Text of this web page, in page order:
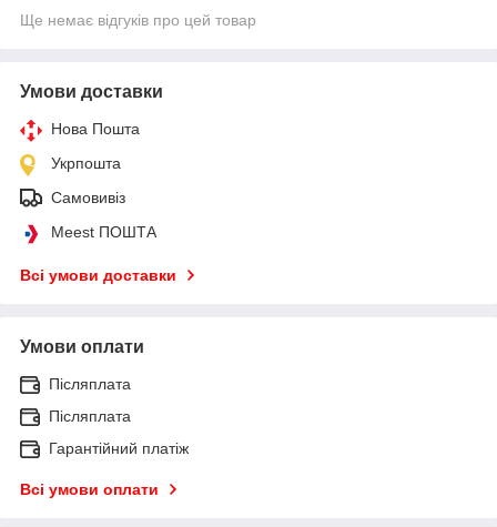
Ще немає відгуків про цей товар
Умови доставки
Нова Пошта
Укрпошта
Самовивіз
Meest ПОШТА
Всі умови доставки
Умови оплати
Післяплата
Післяплата
Гарантійний платіж
Всі умови оплати